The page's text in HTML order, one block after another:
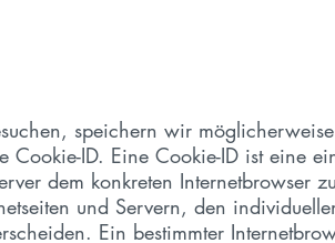
speichern wir
Cookie-ID. Eine Cookie-ID ist eine
dem konkreten
und Servern, den
Ein bestimmter